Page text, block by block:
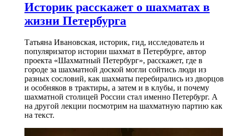
Историк расскажет о шахматах в
жизни Петербурга
Татьяна Ивановская, историк, гид, исследователь и
популяризатор истории шахмат в Петербурге, автор
проекта «Шахматный Петербург», расскажет, где в
городе за шахматной доской могли сойтись люди из
разных сословий, как шахматы перебирались из дворцов
и особняков в трактиры, а затем и в клубы, и почему
шахматной столицей России стал именно Петербург. А
на другой лекции посмотрим на шахматную партию как
на текст.